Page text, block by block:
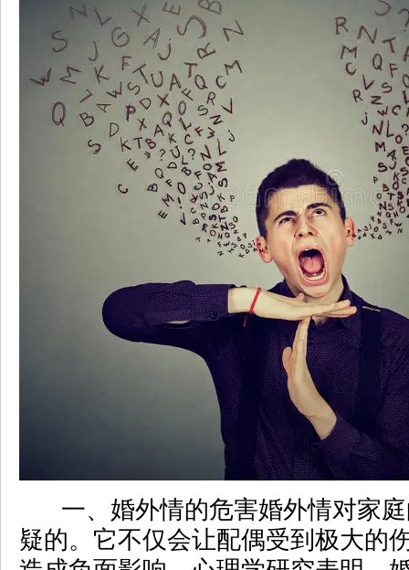
一、婚外情的危害婚外情对家
疑的。它不仅会让配偶受到极大的